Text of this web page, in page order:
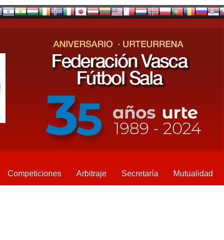
Competiciones Arbitraje Secretaría Mutualidad